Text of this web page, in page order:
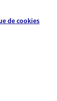
decookies